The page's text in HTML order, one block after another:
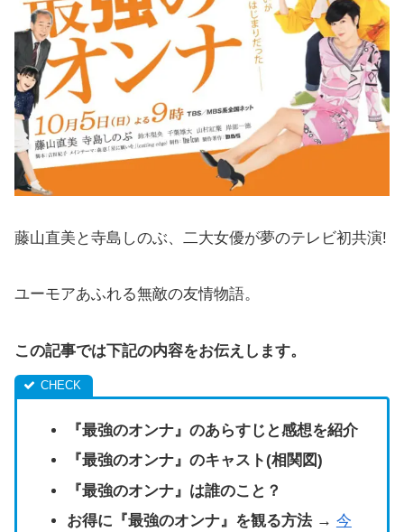
藤山直美と寺島しのぶ、二大女優が夢のテレビ初共演!
ユーモアあふれる無敵の友情物語。
この記事では下記の内容をお伝えします。
『最強のオンナ』のあらすじと感想を紹介
『最強のオンナ』のキャスト(相関図)
『最強のオンナ』は誰のこと？
お得に『最強のオンナ』を観る方法 → 今